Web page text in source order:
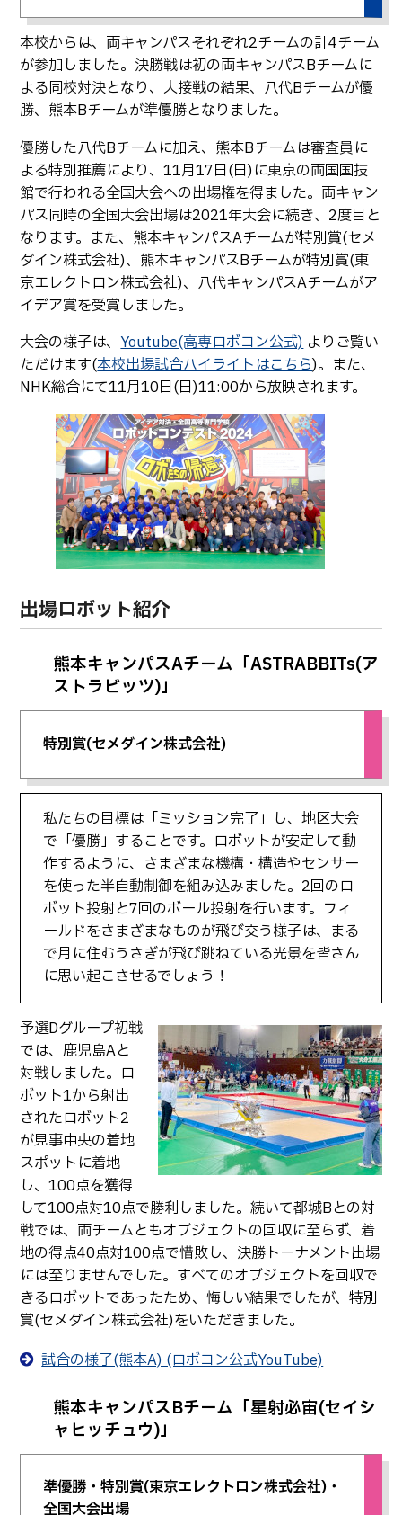
本校からは、両キャンパスそれぞれ2チームの計4チーム
が参加しました。決勝戦は初の両キャンパスBチームに
よる同校対決となり、大接戦の結果、八代Bチームが優
勝、熊本Bチームが準優勝となりました。
優勝した八代Bチームに加え、熊本Bチームは審査員に
よる特別推薦により、11月17日(日)に東京の両国国技
館で行われる全国大会への出場権を得ました。両キャン
パス同時の全国大会出場は2021年大会に続き、2度目と
なります。また、熊本キャンパスAチームが特別賞(セメ
ダイン株式会社)、熊本キャンパスBチームが特別賞(東
京エレクトロン株式会社)、八代キャンパスAチームがア
イデア賞を受賞しました。
大会の様子は、Youtube(高専ロボコン公式) よりご覧い
ただけます(本校出場試合ハイライトはこちら)。また、
NHK総合にて11月10日(日)11:00から放映されます。
出場ロボット紹介
熊本キャンパスAチーム「ASTRABBITs(ア
ストラビッツ)」
特別賞(セメダイン株式会社)
私たちの目標は「ミッション完了」し、地区大会
で「優勝」することです。ロボットが安定して動
作するように、さまざまな機構・構造やセンサー
を使った半自動制御を組み込みました。2回のロ
ボット投射と7回のボール投射を行います。フィ
ールドをさまざまなものが飛び交う様子は、まる
で月に住むうさぎが飛び跳ねている光景を皆さん
に思い起こさせるでしょう！
予選Dグループ初戦
では、鹿児島Aと
対戦しました。ロ
ボット1から射出
されたロボット2
が見事中央の着地
スポットに着地
し、100点を獲得
して100点対10点で勝利しました。続いて都城Bとの対
戦では、両チームともオブジェクトの回収に至らず、着
地の得点40点対100点で惜敗し、決勝トーナメント出場
には至りませんでした。すべてのオブジェクトを回収で
きるロボットであったため、悔しい結果でしたが、特別
賞(セメダイン株式会社)をいただきました。
試合の様子(熊本A) (ロボコン公式YouTube)
熊本キャンパスBチーム「星射必宙(セイシ
ャヒッチュウ)」
準優勝・特別賞(東京エレクトロン株式会社)・
全国大会出場